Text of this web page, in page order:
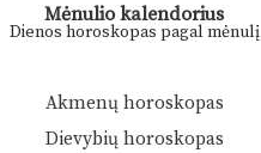
Mėnulio kalendorius
Dienos horoskopas pagal mėnulį
Akmenų horoskopas
Dievybių horoskopas